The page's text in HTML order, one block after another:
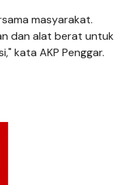
masyarakat.
dan alat berat untuk
kata AKP Penggar.